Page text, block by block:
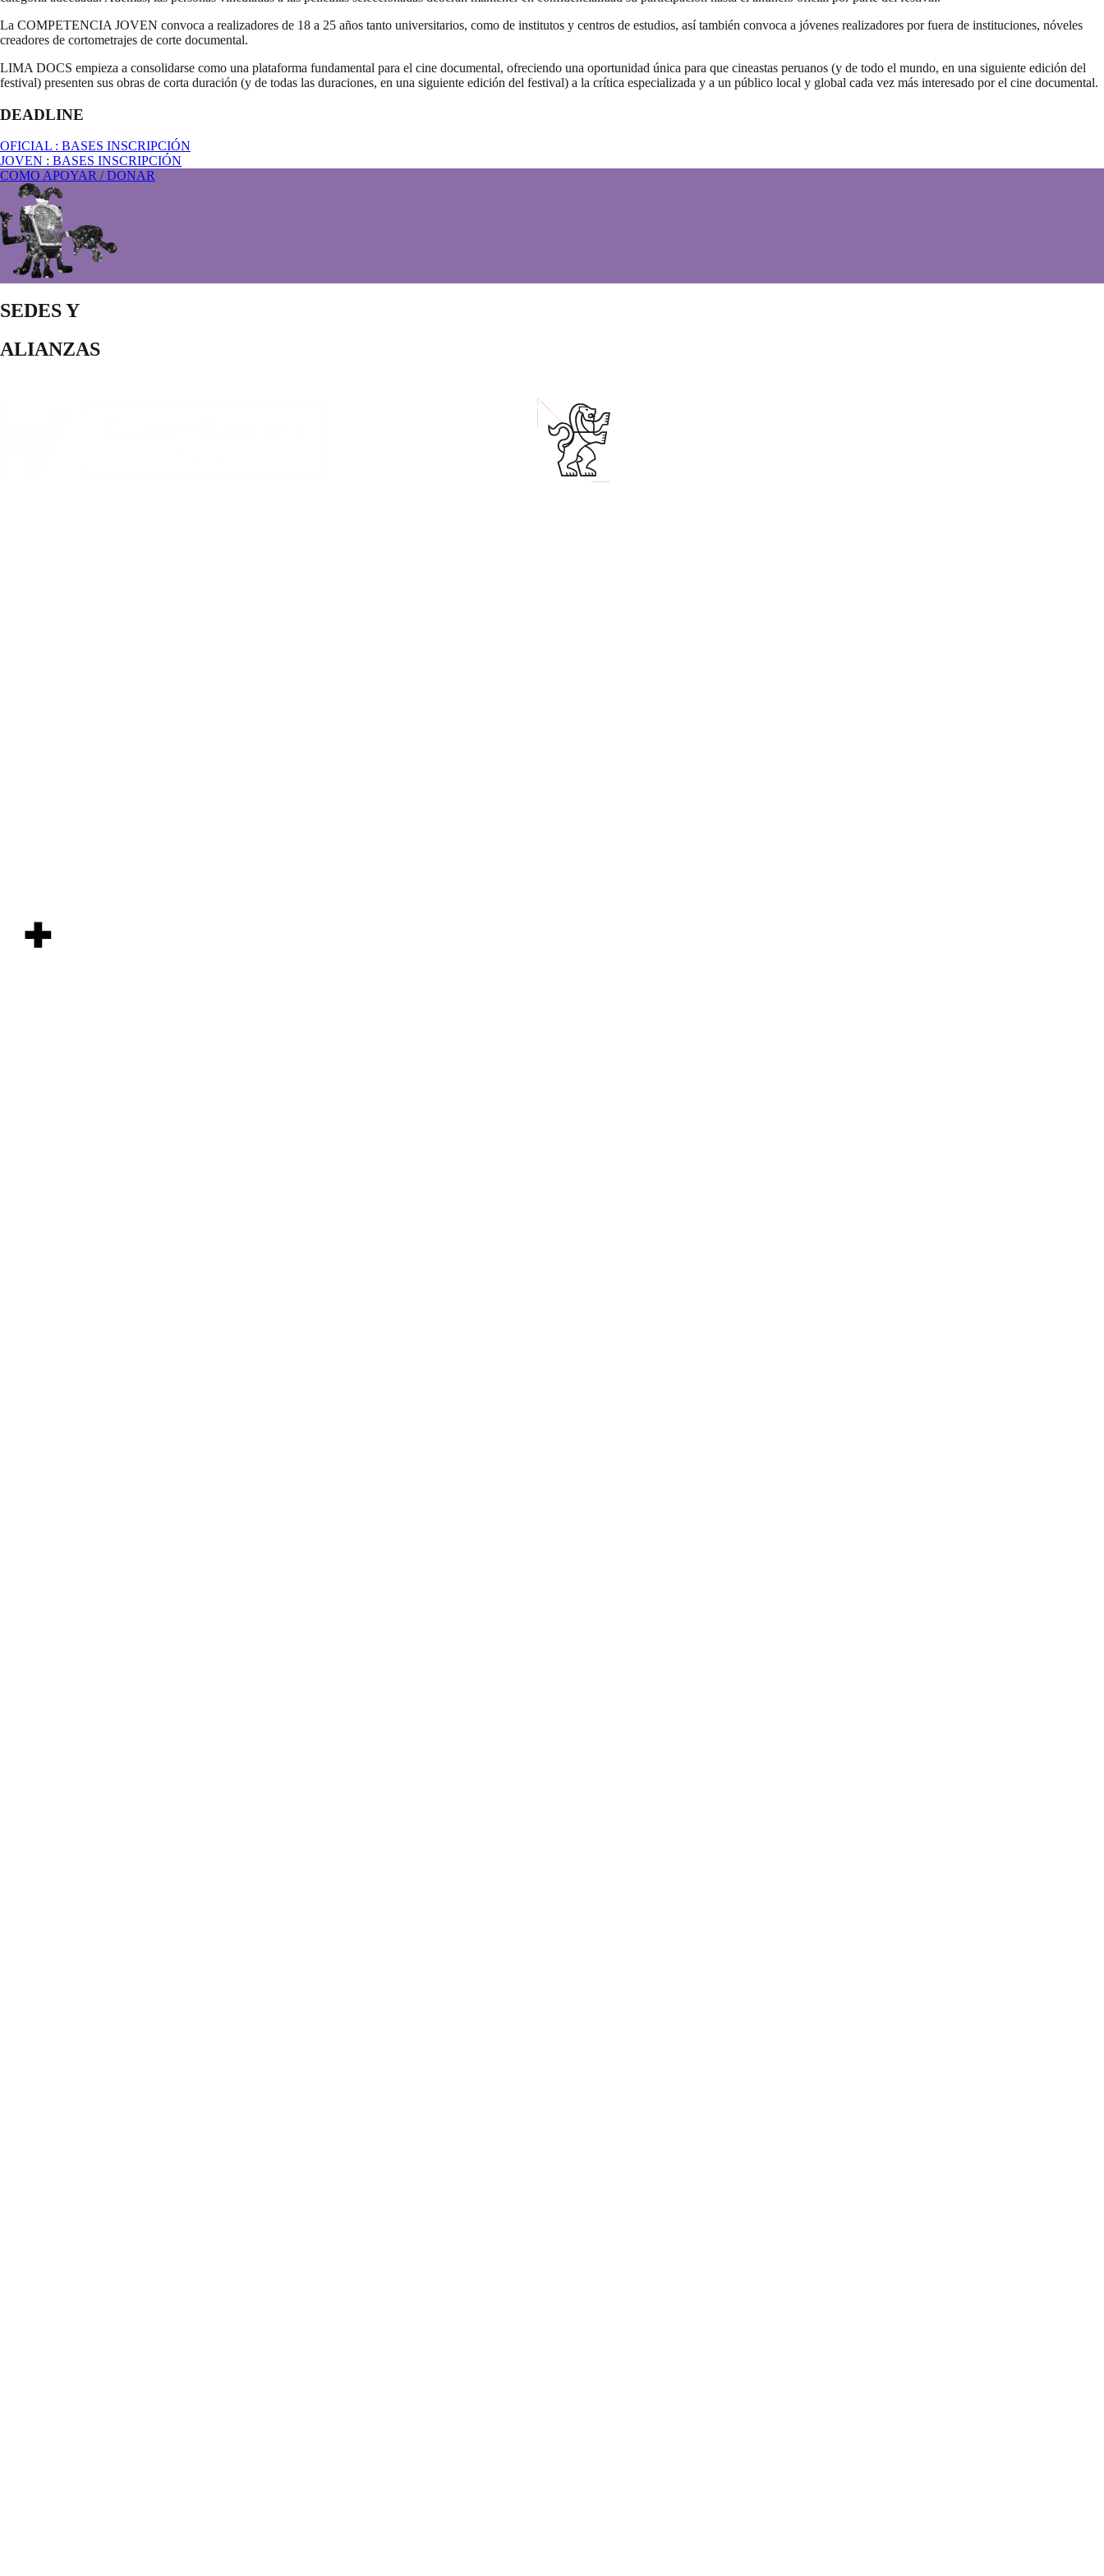
La COMPETENCIA JOVEN convoca a realizadores de 18 a 25 años tanto universitarios, como de institutos y centros de estudios, así también convoca a jóvenes realizadores por fuera de instituciones, nóveles
creadores de cortometrajes de corte documental.
LIMA DOCS empieza a consolidarse como una plataforma fundamental para el cine documental, ofreciendo una oportunidad única para que cineastas peruanos (y de todo el mundo, en una siguiente edición del
festival) presenten sus obras de corta duración (y de todas las duraciones, en una siguiente edición del festival) a la crítica especializada y a un público local y global cada vez más interesado por el cine documental.
DEADLINE
OFICIAL : BASES INSCRIPCIÓN
JOVEN : BASES INSCRIPCIÓN
COMO APOYAR / DONAR
SEDES Y
ALIANZAS